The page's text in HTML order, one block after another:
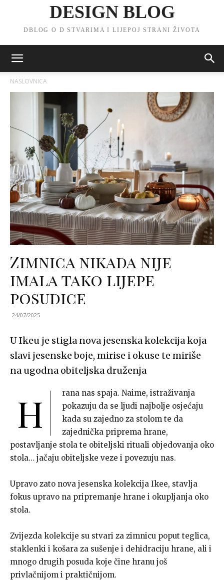
DESIGN BLOG
DBLOG O D STVARIMA I LIJEPOJ STRANI ŽIVOTA
NASLOVNICA
Zimnica nikada nije
imala tako lijepe
posudice
24/07/2025
U Ikeu je stigla nova jesenska kolekcija koja
slavi jesenske boje, mirise i okuse te miriše
na ugodna obiteljska druženja
H
rana nas spaja. Naime, istraživanja
pokazuju da se ljudi najbolje osjećaju
kada su zajedno za stolom te da
zajednička priprema hrane,
postavljanje stola te obiteljski rituali objedovanja oko
stola… jačaju obiteljske veze i povezuju nas.
Upravo zato nova jesenska kolekcija Ikee, stavlja
fokus upravo na pripremanje hrane i okupljanja oko
stola.
Zvijezda kolekcije su stvari za zimnicu poput teglica,
staklenki i košara za sušenje i dehidraciju hrane, ali i
mnogo drugih posuda koje čine hranu još
privlačnijom i praktičnijom.